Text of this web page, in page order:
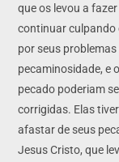
que os levou a
continuar culpando
por seus
pecaminosidade, e
pecado poderiam
corrigidas. Elas
afastar de seus
Jesus Cristo, que